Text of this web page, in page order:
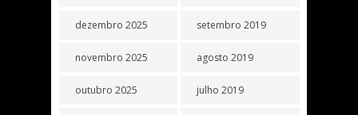
dezembro 2025
novembro 2025
outubro 2025
setembro 2019
agosto 2019
julho 2019